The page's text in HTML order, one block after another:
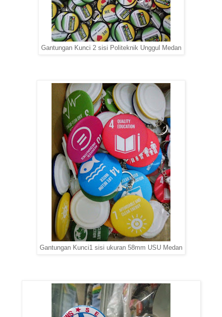
Gantungan Kunci 2 sisi Politeknik Unggul Medan
Gantungan Kunci1 sisi ukuran 58mm USU Medan